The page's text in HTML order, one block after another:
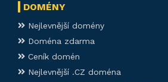
DOMÉNY
Nejlevnější domény
Doména zdarma
Ceník domén
Nejlevnější .CZ doména